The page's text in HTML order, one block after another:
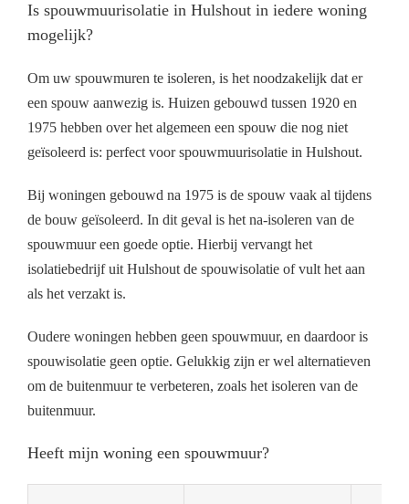
Is spouwmuurisolatie in Hulshout in iedere woning
mogelijk?
Om uw spouwmuren te isoleren, is het noodzakelijk dat er
een spouw aanwezig is. Huizen gebouwd tussen 1920 en
1975 hebben over het algemeen een spouw die nog niet
geïsoleerd is: perfect voor spouwmuurisolatie in Hulshout.
Bij woningen gebouwd na 1975 is de spouw vaak al tijdens
de bouw geïsoleerd. In dit geval is het na-isoleren van de
spouwmuur een goede optie. Hierbij vervangt het
isolatiebedrijf uit Hulshout de spouwisolatie of vult het aan
als het verzakt is.
Oudere woningen hebben geen spouwmuur, en daardoor is
spouwisolatie geen optie. Gelukkig zijn er wel alternatieven
om de buitenmuur te verbeteren, zoals het isoleren van de
buitenmuur.
Heeft mijn woning een spouwmuur?